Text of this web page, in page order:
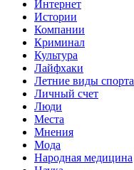
Интернет
Истории
Компании
Криминал
Культура
Лайфхаки
Летние виды спорта
Личный счет
Люди
Места
Мнения
Мода
Народная медицина